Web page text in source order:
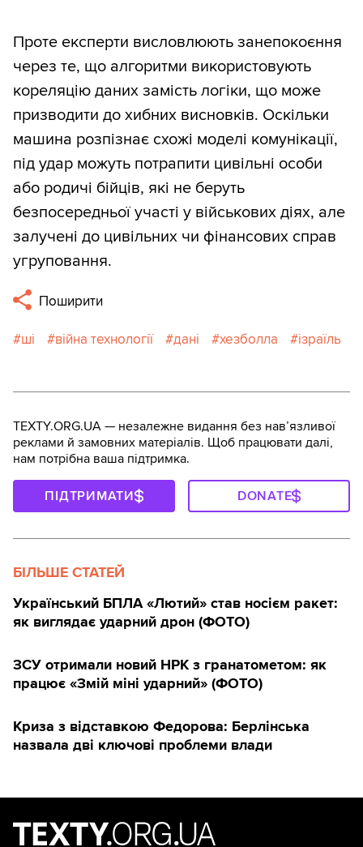
Проте експерти висловлюють занепокоєння
через те, що алгоритми використовують
кореляцію даних замість логіки, що може
призводити до хибних висновків. Оскільки
машина розпізнає схожі моделі комунікації,
під удар можуть потрапити цивільні особи
або родичі бійців, які не беруть
безпосередньої участі у військових діях, але
залучені до цивільних чи фінансових справ
угруповання.
Поширити
ші війна технології дані хезболла ізраїль
TEXTY.ORG.UA — незалежне видання без навʼязливої
реклами й замовних матеріалів. Щоб працювати далі,
нам потрібна ваша підтримка.
ПІДТРИМАТИ DONATE
БІЛЬШЕ СТАТЕЙ
Український БПЛА «Лютий» став носієм ракет:
як виглядає ударний дрон (ФОТО)
ЗСУ отримали новий НРК з гранатометом: як
працює «Змій міні ударний» (ФОТО)
Криза з відставкою Федорова: Берлінська
назвала дві ключові проблеми влади